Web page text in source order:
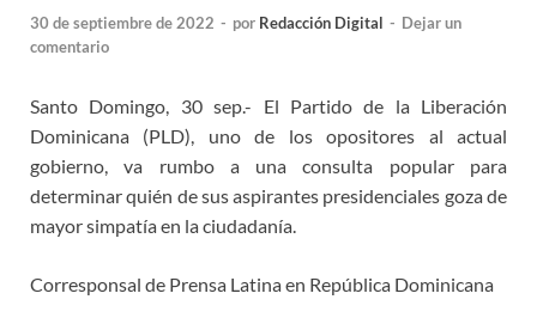
30 de septiembre de 2022 - por Redacción Digital - Dejar un
comentario
Santo Domingo, 30 sep.- El Partido de la Liberación
Dominicana (PLD), uno de los opositores al actual
gobierno, va rumbo a una consulta popular para
determinar quién de sus aspirantes presidenciales goza de
mayor simpatía en la ciudadanía.
Corresponsal de Prensa Latina en República Dominicana